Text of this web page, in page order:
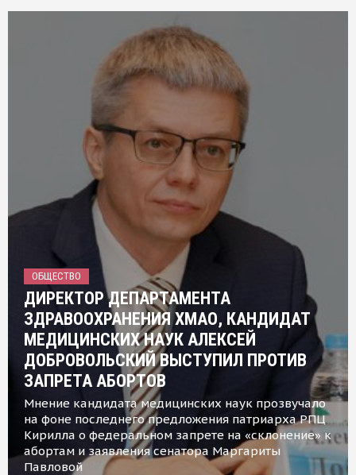
ОБЩЕСТВО
ДИРЕКТОР ДЕПАРТАМЕНТА
ЗДРАВООХРАНЕНИЯ ХМАО, КАНДИДАТ
МЕДИЦИНСКИХ НАУК АЛЕКСЕЙ
ДОБРОВОЛЬСКИЙ ВЫСТУПИЛ ПРОТИВ
ЗАПРЕТА АБОРТОВ
Мнение кандидата медицинских наук прозвучало
на фоне последнего предложения патриарха РПЦ
Кирилла о федеральном запрете на «склонение» к
абортам и заявления сенатора Маргариты
Павловой